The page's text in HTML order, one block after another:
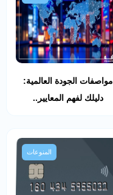
مواصفات الجودة العالمية:
دليلك لفهم المعايير..
المنوعات